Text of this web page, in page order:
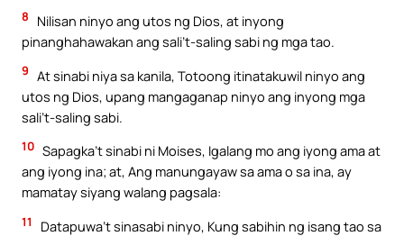
8
Nilisan ninyo ang utos ng Dios, at inyong
pinanghahawakan ang sali’t-saling sabi ng mga tao.
9 At sinabi niya sa kanila, Totoong itinatakuwil ninyo ang
utos ng Dios, upang mangaganap ninyo ang inyong mga
sali’t-saling sabi.
10 Sapagka’t sinabi ni Moises, Igalang mo ang iyong ama at
ang iyong ina; at, Ang manungayaw sa ama o sa ina, ay
mamatay siyang walang pagsala:
11
Datapuwa’t sinasabi ninyo, Kung sabihin ng isang tao sa